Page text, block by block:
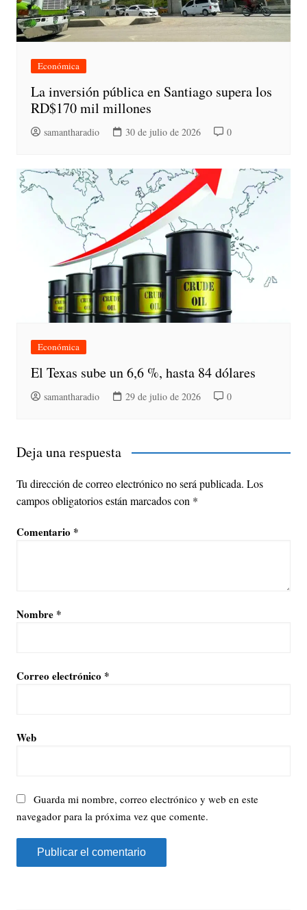
Económica
La inversión pública en Santiago supera los
RD$170 mil millones
samantharadio 30 de julio de 2026 0
Económica
El Texas sube un 6,6 %, hasta 84 dólares
samantharadio 29 de julio de 2026 0
Deja una respuesta
Tu dirección de correo electrónico no será publicada. Los
campos obligatorios están marcados con *
Comentario *
Nombre *
Correo electrónico *
Web
Guarda mi nombre, correo electrónico y web en este
navegador para la próxima vez que comente.